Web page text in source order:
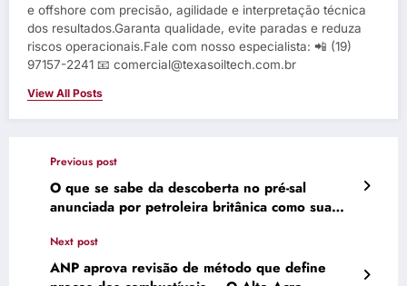
e offshore com precisão, agilidade e interpretação técnica
dos resultados.Garanta qualidade, evite paradas e reduza
riscos operacionais.Fale com nosso especialista: 📲 (19)
97157-2241 📧 comercial@texasoiltech.com.br
View All Posts
Previous post
O que se sabe da descoberta no pré-sal
anunciada por petroleira britânica como sua
Next post
ANP aprova revisão de método que define